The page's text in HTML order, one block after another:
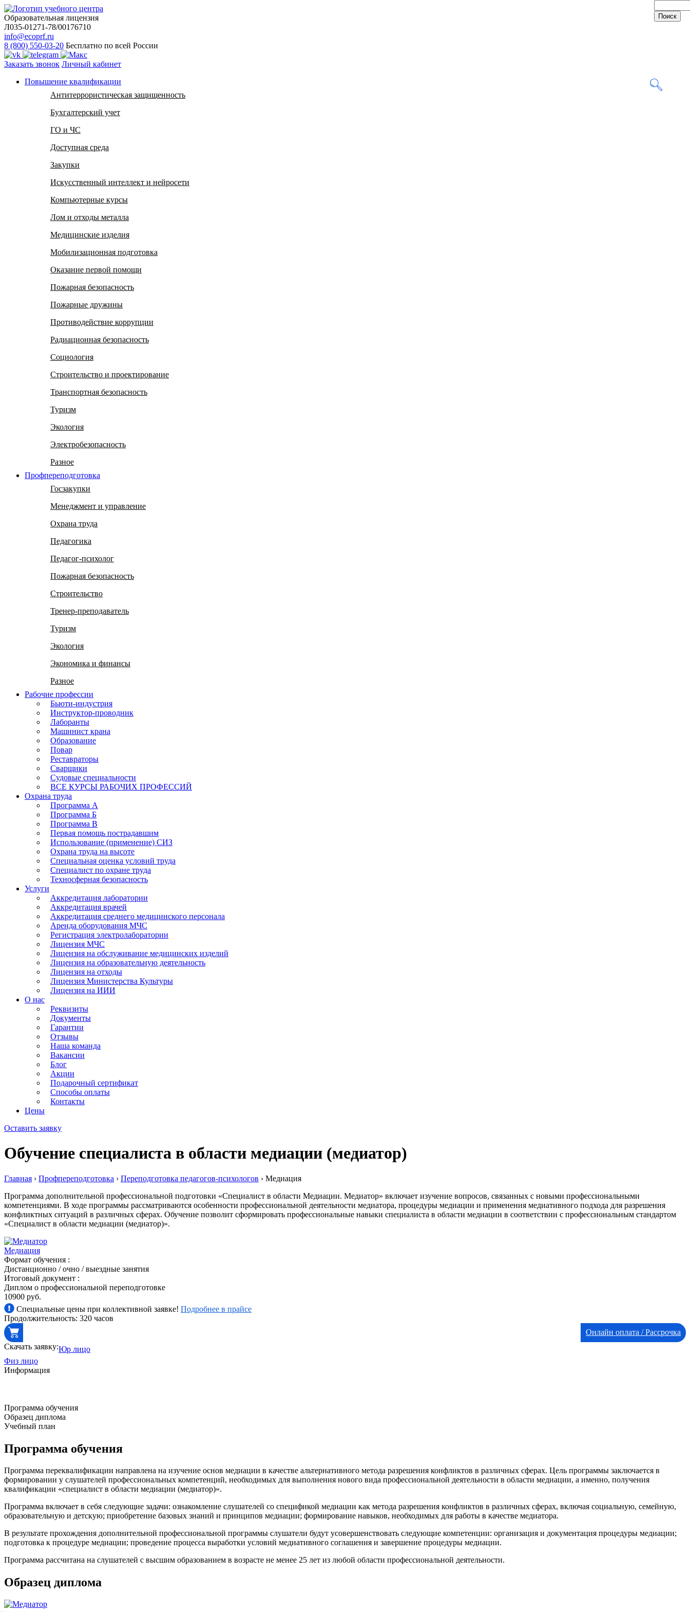
Образовательная лицензия
Л035-01271-78/00176710
info@ecoprf.ru
8 (800) 550-03-20 Бесплатно по всей России
Заказать звонок Личный кабинет
Повышение квалификации
Антитеррористическая защищенность
Бухгалтерский учет
ГО и ЧС
Доступная среда
Закупки
Искусственный интеллект и нейросети
Компьютерные курсы
Лом и отходы металла
Медицинские изделия
Мобилизационная подготовка
Оказание первой помощи
Пожарная безопасность
Пожарные дружины
Противодействие коррупции
Радиационная безопасность
Социология
Строительство и проектирование
Транспортная безопасность
Туризм
Экология
Электробезопасность
Разное
Профпереподготовка
Госзакупки
Менеджмент и управление
Охрана труда
Педагогика
Педагог-психолог
Пожарная безопасность
Строительство
Тренер-преподаватель
Туризм
Экология
Экономика и финансы
Разное
Рабочие профессии
Бьюти-индустрия
Инструктор-проводник
Лаборанты
Машинист крана
Образование
Повар
Реставраторы
Сварщики
Судовые специальности
ВСЕ КУРСЫ РАБОЧИХ ПРОФЕССИЙ
Охрана труда
Программа А
Программа Б
Программа В
Первая помощь пострадавшим
Использование (применение) СИЗ
Охрана труда на высоте
Специальная оценка условий труда
Специалист по охране труда
Техносферная безопасность
Услуги
Аккредитация лаборатории
Аккредитация врачей
Аккредитация среднего медицинского персонала
Аренда оборудования МЧС
Регистрация электролаборатории
Лицензия МЧС
Лицензия на обслуживание медицинских изделий
Лицензия на образовательную деятельность
Лицензия на отходы
Лицензия Министерства Культуры
Лицензия на ИИИ
О нас
Реквизиты
Документы
Гарантии
Отзывы
Наша команда
Вакансии
Блог
Акции
Подарочный сертификат
Способы оплаты
Контакты
Цены
Оставить заявку
Обучение специалиста в области медиации (медиатор)
Главная › Профпереподготовка › Переподготовка педагогов-психологов › Медиация
Программа дополнительной профессиональной подготовки «Специалист в области Медиации. Медиатор» включает изучение вопросов, связанных с новыми профессиональными
компетенциями. В ходе программы рассматриваются особенности профессиональной деятельности медиатора, процедуры медиации и применения медиативного подхода для разрешения
конфликтных ситуаций в различных сферах. Обучение позволит сформировать профессиональные навыки специалиста в области медиации в соответствии с профессиональным стандартом
«Специалист в области медиации (медиатор)».
Медиация
Формат обучения :
Дистанционно / очно / выездные занятия
Итоговый документ :
Диплом о профессиональной переподготовке
10900 руб.
Специальные цены при коллективной заявке! Подробнее в прайсе
Продолжительность: 320 часов
Онлайн оплата / Рассрочка
Скачать заявку:Юр лицо
Физ лицо
Информация
Программа обучения
Образец диплома
Учебный план
Программа обучения
Программа переквалификации направлена на изучение основ медиации в качестве альтернативного метода разрешения конфликтов в различных сферах. Цель программы заключается в
формировании у слушателей профессиональных компетенций, необходимых для выполнения нового вида профессиональной деятельности в области медиации, а именно, получения
квалификации «специалист в области медиации (медиатор)».
Программа включает в себя следующие задачи: ознакомление слушателей со спецификой медиации как метода разрешения конфликтов в различных сферах, включая социальную, семейную,
образовательную и детскую; приобретение базовых знаний и принципов медиации; формирование навыков, необходимых для работы в качестве медиатора.
В результате прохождения дополнительной профессиональной программы слушатели будут усовершенствовать следующие компетенции: организация и документация процедуры медиации;
подготовка к процедуре медиации; проведение процесса выработки условий медиативного соглашения и завершение процедуры медиации.
Программа рассчитана на слушателей с высшим образованием в возрасте не менее 25 лет из любой области профессиональной деятельности.
Образец диплома